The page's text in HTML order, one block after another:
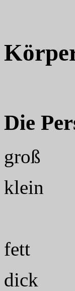
Die
groß
klein
fett
dick